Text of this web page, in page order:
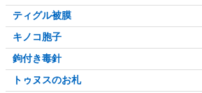
ティグル被膜
キノコ胞子
鉤付き毒針
トゥヌスのお札